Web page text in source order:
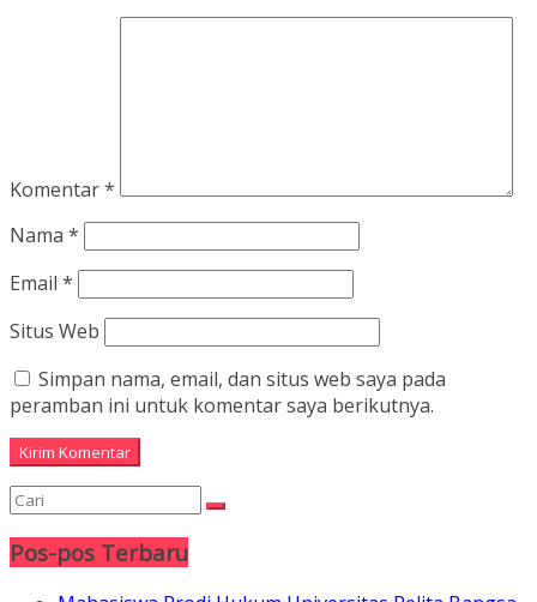
Komentar*
Nama *
Email *
Situs Web
Simpan nama, email, dan situs web saya pada
peramban ini untuk komentar saya berikutnya.
Pos-pos Terbaru